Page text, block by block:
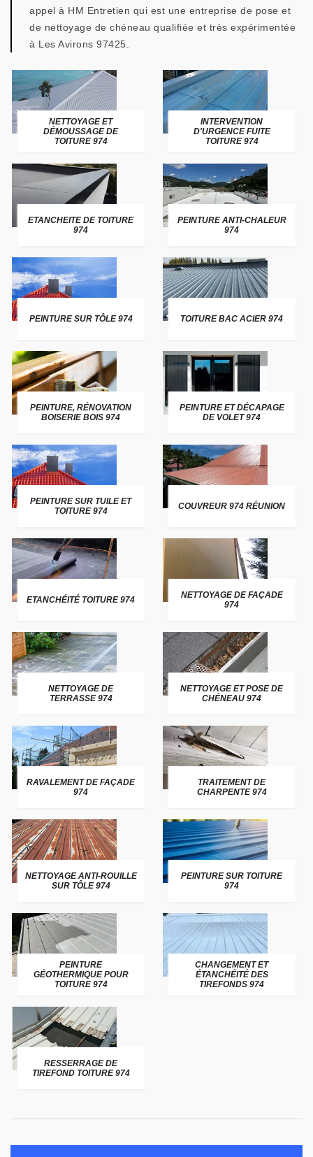
appel à HM Entretien qui est une entreprise de pose et
de nettoyage de chéneau qualifiée et très expérimentée
à Les Avirons 97425.
NETTOYAGE ET
DÉMOUSSAGE DE
TOITURE 974
INTERVENTION
D'URGENCE FUITE
TOITURE 974
ETANCHEITE DE TOITURE
974
PEINTURE ANTI-CHALEUR
974
PEINTURE SUR TÔLE 974 TOITURE BAC ACIER 974
PEINTURE, RÉNOVATION
BOISERIE BOIS 974
PEINTURE ET DÉCAPAGE
DE VOLET 974
PEINTURE SUR TUILE ET
TOITURE 974
COUVREUR 974 RÉUNION
ETANCHÉITÉ TOITURE 974
NETTOYAGE DE FAÇADE
974
NETTOYAGE DE
TERRASSE 974
NETTOYAGE ET POSE DE
CHÉNEAU 974
RAVALEMENT DE FAÇADE
974
TRAITEMENT DE
CHARPENTE 974
NETTOYAGE ANTI-ROUILLE
SUR TÔLE 974
PEINTURE SUR TOITURE
974
PEINTURE
GÉOTHERMIQUE POUR
TOITURE 974
CHANGEMENT ET
ÉTANCHÉITÉ DES
TIREFONDS 974
RESSERRAGE DE
TIREFOND TOITURE 974